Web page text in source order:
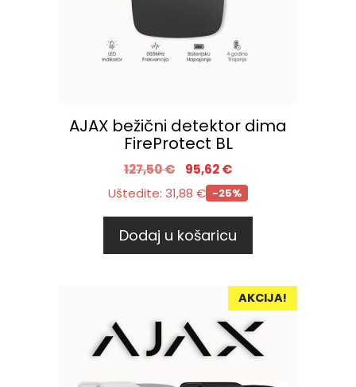
AJAX bežični detektor dima
FireProtect BL
127,50€ 95,62€
Uštedite: 31,88 € -25%
Dodaj u košaricu
AKCIJA!